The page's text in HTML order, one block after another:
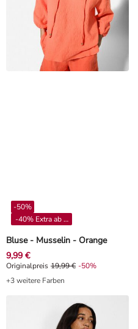
Bluse - Musselin - Orange
-50%
-40% Extra ab 4**
9,99 €
Originalpreis 19,99 €, Rabat -50%
Originalpreis 19,99 € -50%
+3 weitere Farben